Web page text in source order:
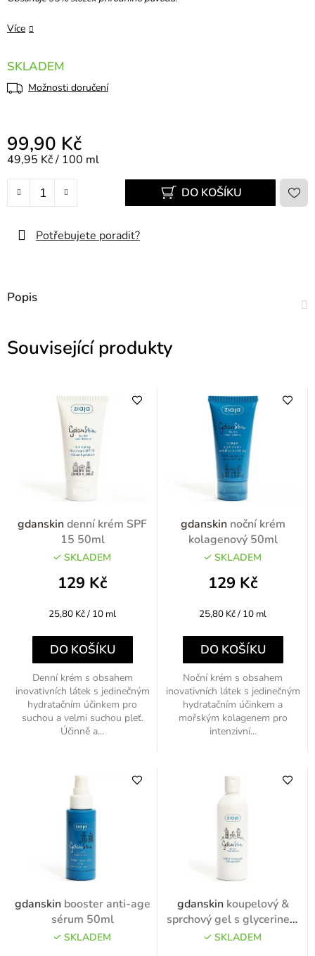
Více
SKLADEM
Možnosti doručení
99,90 Kč
Měrná cena:
49,95 Kč / 100 ml
DO KOŠÍKU
Potřebujete poradit?
Popis
Související produkty
gdanskindenní krém SPF
15 50ml
SKLADEM
129 Kč
Měrná
25,80 Kč / 10 ml
DO KOŠÍKU
Denní krém s obsahem
inovativních látek s jedinečným
hydratačním účinkem pro
suchou a velmi suchou pleť.
Účinně a...
gdanskin noční krém
kolagenový 50ml
SKLADEM
129 Kč
Měrná
25,80 Kč / 10 ml
DO KOŠÍKU
Noční krém s obsahem
inovativních látek s jedinečným
hydratačním účinkem a
mořským kolagenem pro
intenzivní...
gdanskin booster anti-age
sérum 50ml
SKLADEM
gdanskin koupelový &
sprchový gel s glycerinem
300ml
SKLADEM